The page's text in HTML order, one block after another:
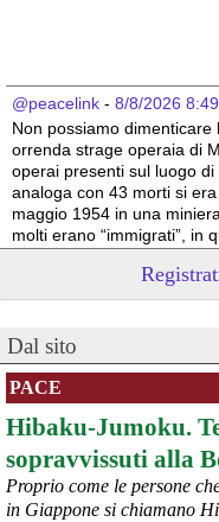
@peacelink - 8/8/2026 8:49
Non possiamo dimenticare
orrenda strage operaia di
operai presenti sul luogo
analoga con 43 morti si
maggio 1954 in una
molti erano “immigrati”, in
Vito Totire, portavoce
#migranti #lavoratori #
Dal sito
PACE
Hibaku-Jumoku.
sopravvissuti alla
Proprio come le persone
in Giappone si chiamano